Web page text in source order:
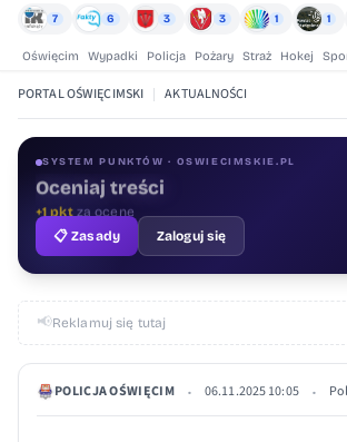
7 6 3 3 1 1
Oświęcim Wypadki Policja Pożary Straż Hokej
PORTAL OŚWIĘCIMSKI | AKTUALNOŚCI
SYSTEM PUNKTÓW · OSWIECIMSKIE.PL
Oceniaj treści
+1 pktza ocenę
📋 Zasady
Zaloguj się
📢Reklamuj się tutaj
POLICJA OŚWIĘCIM • 06.11.2025 10:05 •